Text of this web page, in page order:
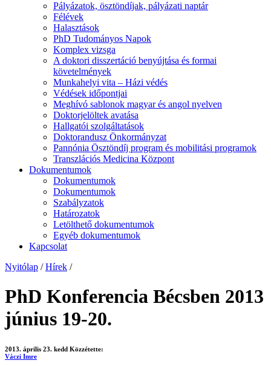
Pályázatok, ösztöndíjak, pályázati naptár
Félévek
Halasztások
PhD Tudományos Napok
Komplex vizsga
A doktori disszertáció benyújtása és formai
követelmények
Munkahelyi vita – Házi védés
Védések időpontjai
Meghívó sablonok magyar és angol nyelven
Doktorjelöltek avatása
Hallgatói szolgáltatások
Doktorandusz Önkormányzat
Pannónia Ösztöndíj program és mobilitási programok
Transzlációs Medicina Központ
Dokumentumok
Dokumentumok
Dokumentumok
Szabályzatok
Határozatok
Letölthető dokumentumok
Egyéb dokumentumok
Kapcsolat
Nyitólap / Hírek /
PhD Konferencia Bécsben 2013
június 19-20.
2013. április 23. kedd Közzétette:
Váczi Imre